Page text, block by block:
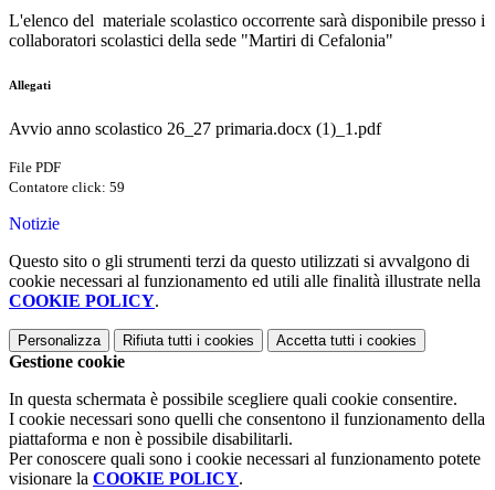
L'elenco del materiale scolastico occorrente sarà disponibile presso i
collaboratori scolastici della sede "Martiri di Cefalonia"
Allegati
Avvio anno scolastico 26_27 primaria.docx (1)_1.pdf
File PDF
Contatore click: 59
Notizie
Questo sito o gli strumenti terzi da questo utilizzati si avvalgono di
cookie necessari al funzionamento ed utili alle finalità illustrate nella
COOKIE POLICY.
Personalizza Rifiuta tutti i cookies Accetta tutti i cookies
Gestione cookie
In questa schermata è possibile scegliere quali cookie consentire.
I cookie necessari sono quelli che consentono il funzionamento della
piattaforma e non è possibile disabilitarli.
Per conoscere quali sono i cookie necessari al funzionamento potete
visionare la COOKIE POLICY.